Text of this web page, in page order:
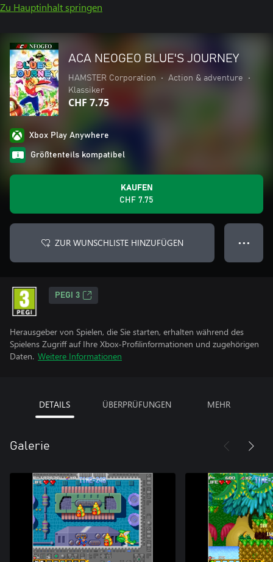
Zu Hauptinhalt springen
ACA NEOGEO BLUE'S JOURNEY
HAMSTER Corporation • Action & adventure
•
Klassiker
CHF 7.75
Xbox Play Anywhere
Größtenteils kompatibel
KAUFEN
CHF 7.75
ZUR WUNSCHLISTE HINZUFÜGEN ● ● ●
PEGI 3
Herausgeber von Spielen, die Sie starten, erhalten während des
Spielens Zugriff auf Ihre Xbox-Profilinformationen und zugehörigen
Daten. Weitere Informationen
DETAILS ÜBERPRÜFUNGEN MEHR
Galerie